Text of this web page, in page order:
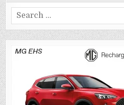
Search
for: